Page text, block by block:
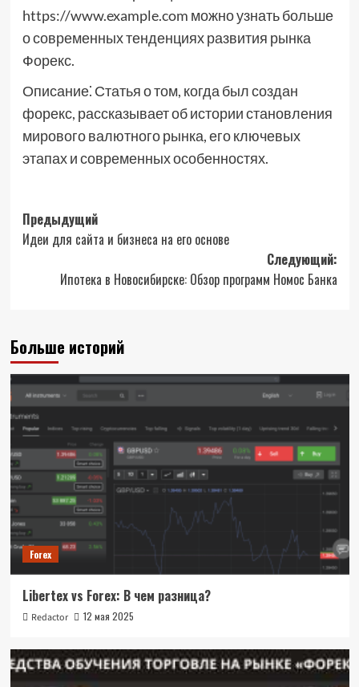
https://www.example.com можно узнать больше
о современных тенденциях развития рынка
Форекс.
Описание⁚ Статья о том, когда был создан
форекс, рассказывает об истории становления
мирового валютного рынка, его ключевых
этапах и современных особенностях.
Навигация
записи
Предыдущий
Идеи для сайта и бизнеса на его основе
Следующий:
Ипотека в Новосибирске: Обзор программ Номос Банка
Больше историй
Forex
Libertex vs Forex: В чем разница?
Redactor 12 мая 2025